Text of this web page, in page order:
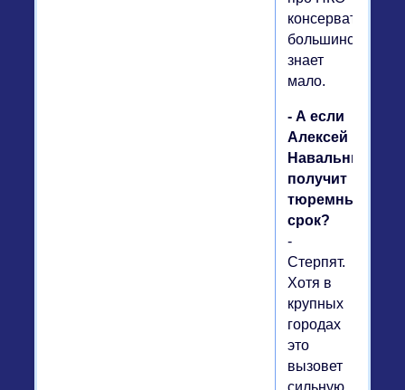
консервативное
большинство
знает
мало.
- А если
Алексей
Навальный
получит
тюремный
срок?
-
Стерпят.
Хотя в
крупных
городах
это
вызовет
сильную